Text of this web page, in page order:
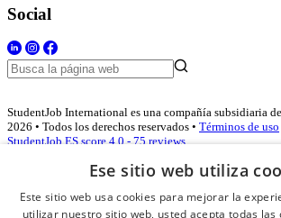
Social
StudentJob International es una compañía subsidiaria
2026 • Todos los derechos reservados • Términos de uso
StudentJob ES score 4.0 - 75 reviews
Acceso empresas
Ese sitio web utiliza
Este sitio web usa cookies para mejorar la
utilizar nuestro sitio web, usted acepta todas las